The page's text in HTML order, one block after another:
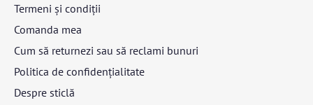
Termeni și condiții
Comanda mea
Cum să returnezi sau să reclami bunuri
Politica de confidențialitate
Despre sticlă